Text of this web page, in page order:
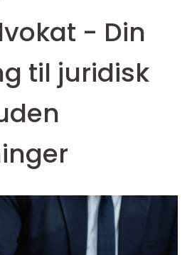
- Din
til juridisk